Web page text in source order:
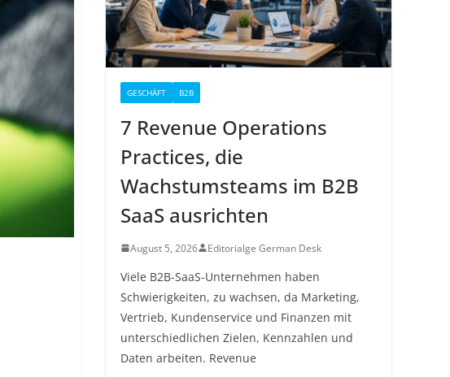
GESCHÄFT B2B
7 Revenue Operations
Practices, die
Wachstumsteams im B2B
SaaS ausrichten
August 5, 2026 Editorialge German Desk
Viele B2B-SaaS-Unternehmen haben
Schwierigkeiten, zu wachsen, da Marketing,
Vertrieb, Kundenservice und Finanzen mit
unterschiedlichen Zielen, Kennzahlen und
Daten arbeiten. Revenue